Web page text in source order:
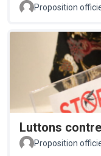
Proposition
Luttons
Proposition